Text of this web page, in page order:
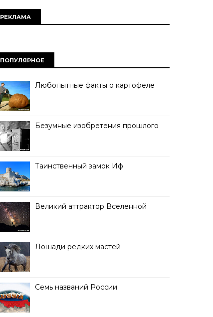
РЕКЛАМА
ПОПУЛЯРНОЕ
Любопытные факты о картофеле
Безумные изобретения прошлого
Таинственный замок Иф
Великий аттрактор Вселенной
Лошади редких мастей
Семь названий России